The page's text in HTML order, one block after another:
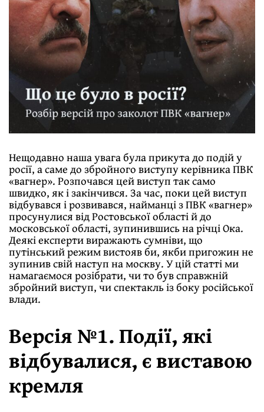
Нещодавно наша увага була прикута до подій у
росії, а саме до збройного виступу керівника ПВК
«вагнер». Розпочався цей виступ так само
швидко, як і закінчився. За час, поки цей виступ
відбувався і розвивався, найманці з ПВК «вагнер»
просунулися від Ростовської області й до
московської області, зупинившись на річці Ока.
Деякі експерти виражають сумніви, що
путінський режим вистояв би, якби пригожин не
зупинив свій наступ на москву. У цій статті ми
намагаємося розібрати, чи то був справжній
збройний виступ, чи спектакль із боку російської
влади.
Версія №1. Події, які
відбувалися, є виставою
кремля